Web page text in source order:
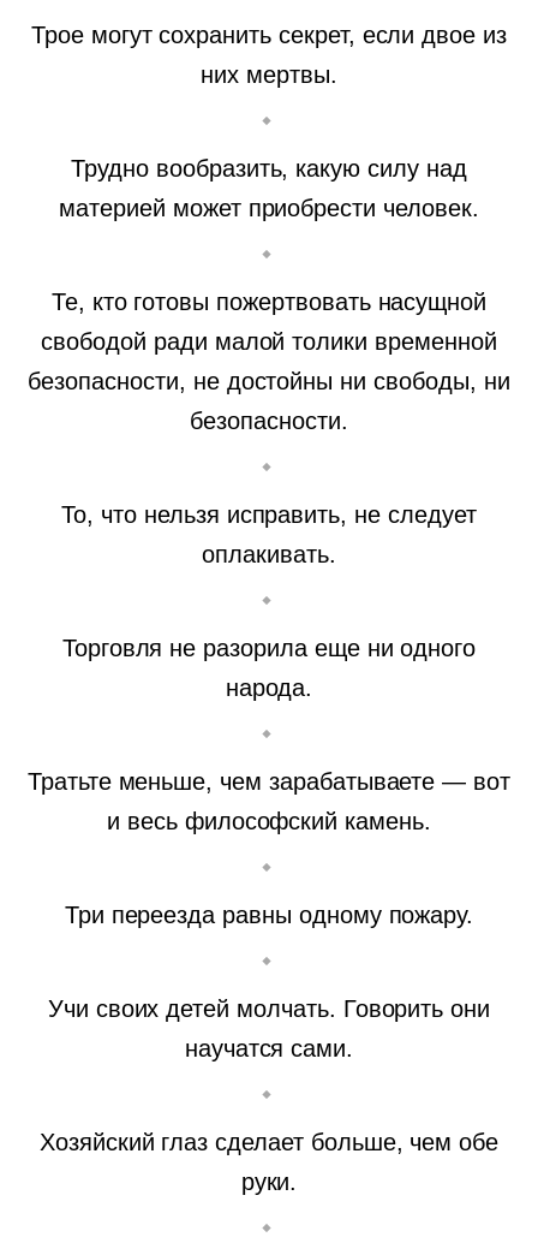
Трое могут сохранить секрет, если двое из
них мертвы.
Трудно вообразить, какую силу над
материей может приобрести человек.
Те, кто готовы пожертвовать насущной
свободой ради малой толики временной
безопасности, не достойны ни свободы, ни
безопасности.
То, что нельзя исправить, не следует
оплакивать.
Торговля не разорила еще ни одного
народа.
Тратьте меньше, чем зарабатываете — вот
и весь философский камень.
Три переезда равны одному пожару.
Учи своих детей молчать. Говорить они
научатся сами.
Хозяйский глаз сделает больше, чем обе
руки.